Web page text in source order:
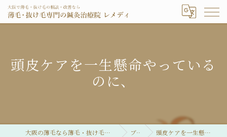
頭皮ケアを一生懸命やっている
のに、
大阪の薄毛なら薄毛・抜け毛専門の鍼灸治療院 レメディ ブログ 頭皮ケアを一生懸命やっているのに、